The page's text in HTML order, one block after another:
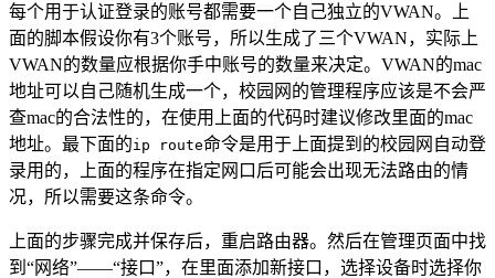
每个用于认证登录的账号都需要一个自己独立的VWAN。上
面的脚本假设你有3个账号，所以生成了三个VWAN，实际上
VWAN的数量应根据你手中账号的数量来决定。VWAN的mac
地址可以自己随机生成一个，校园网的管理程序应该是不会严
查mac的合法性的，在使用上面的代码时建议修改里面的mac
地址。最下面的ip route命令是用于上面提到的校园网自动登
录用的，上面的程序在指定网口后可能会出现无法路由的情
况，所以需要这条命令。
上面的步骤完成并保存后，重启路由器。然后在管理页面中找
到“网络”——“接口”，在里面添加新接口，选择设备时选择你